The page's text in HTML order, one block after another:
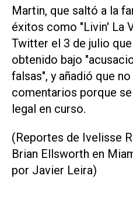
Martin, que saltó a la
éxitos como "Livin' La
Twitter el 3 de julio
obtenido bajo
falsas", y añadió que
comentarios porque
legal en curso.
(Reportes de Ivelisse
Brian Ellsworth en
por Javier Leira)